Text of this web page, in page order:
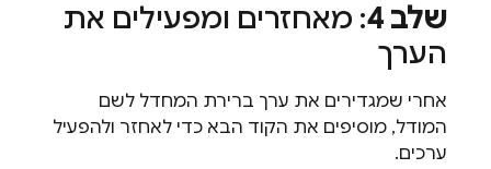
שלב 4
: מאחזרים ומפעילים את
הערך
אחרי שמגדירים את ערך ברירת המחדל לשם
המודל, מוסיפים את הקוד הבא כדי לאחזר ולהפעיל
ערכים.